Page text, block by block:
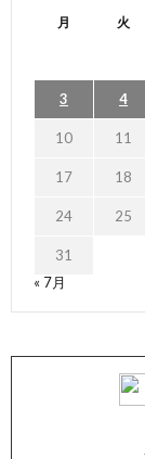
月 火
3 4
10 11
17 18
24 25
31
« 7月